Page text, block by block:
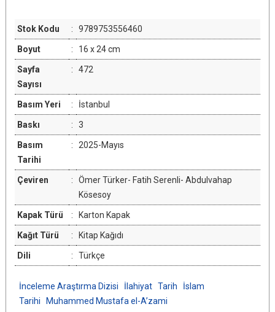
Stok Kodu : 9789753556460
Boyut : 16 x 24 cm
Sayfa
Sayısı
: 472
Basım Yeri : İstanbul
Baskı : 3
Basım
Tarihi
: 2025-Mayıs
Çeviren :
Ömer Türker- Fatih Serenli- Abdulvahap
Kösesoy
Kapak Türü : Karton Kapak
Kağıt Türü : Kitap Kağıdı
Dili : Türkçe
İnceleme Araştırma Dizisi İlahiyat Tarih
İslam
Tarihi
Muhammed Mustafa el-A’zami